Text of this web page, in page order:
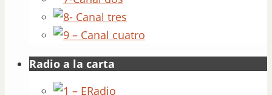
Radio a la carta